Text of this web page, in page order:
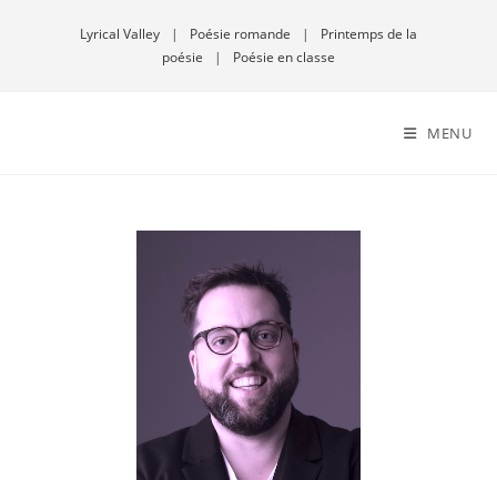
Lyrical Valley | Poésie romande |
Printemps de la
poésie
| Poésie en classe
MENU